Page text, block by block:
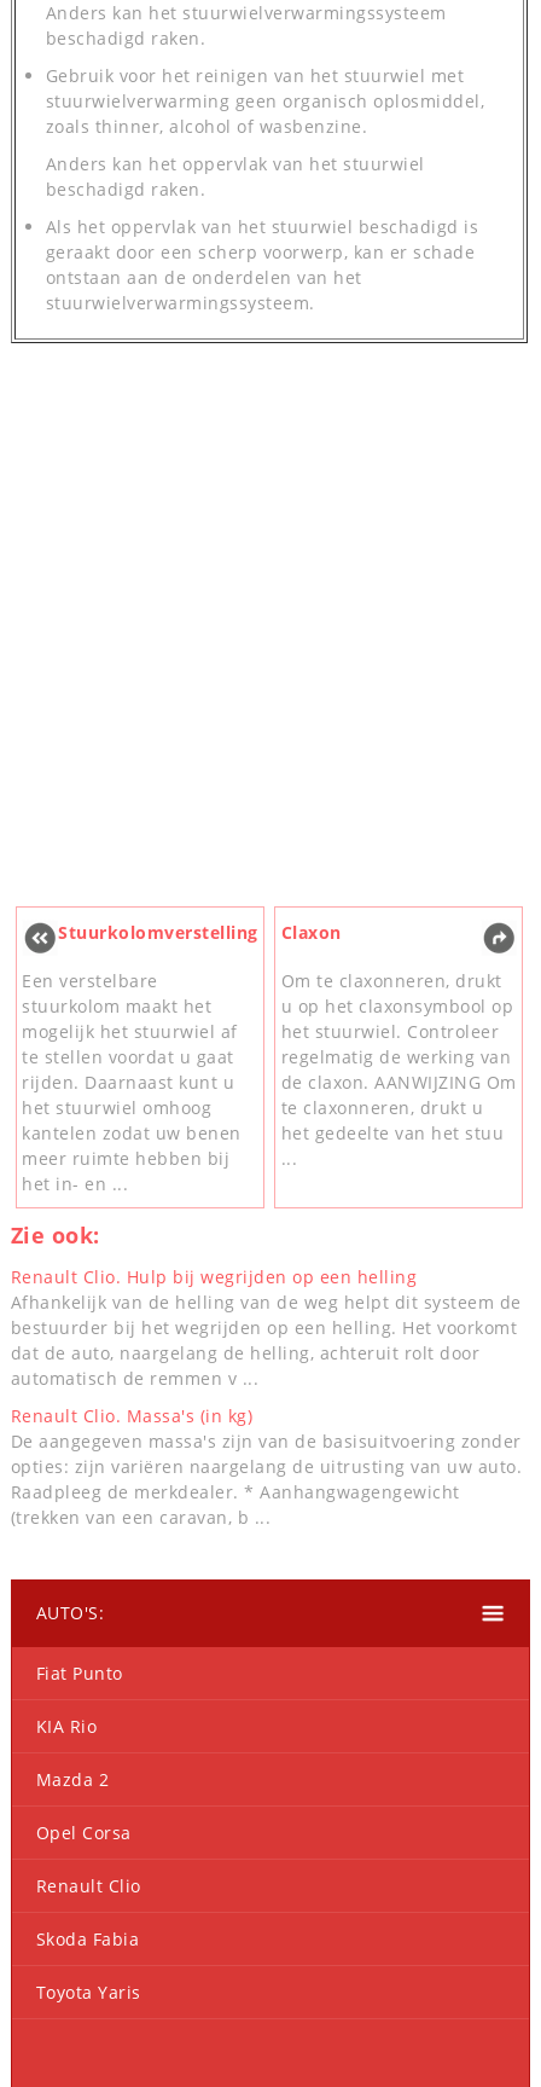
Anders kan het stuurwielverwarmingssysteem
beschadigd raken.
Gebruik voor het reinigen van het stuurwiel met
stuurwielverwarming geen organisch oplosmiddel,
zoals thinner, alcohol of wasbenzine.
Anders kan het oppervlak van het stuurwiel
beschadigd raken.
Als het oppervlak van het stuurwiel beschadigd is
geraakt door een scherp voorwerp, kan er schade
ontstaan aan de onderdelen van het
stuurwielverwarmingssysteem.
Stuurkolomverstelling
Een verstelbare
stuurkolom maakt het
mogelijk het stuurwiel af
te stellen voordat u gaat
rijden. Daarnaast kunt u
het stuurwiel omhoog
kantelen zodat uw benen
meer ruimte hebben bij
het in- en ...
Claxon
Om te claxonneren, drukt
u op het claxonsymbool op
het stuurwiel. Controleer
regelmatig de werking van
de claxon. AANWIJZING Om
te claxonneren, drukt u
het gedeelte van het stuu
...
Zie ook:
Renault Clio. Hulp bij wegrijden op een helling
Afhankelijk van de helling van de weg helpt dit systeem de
bestuurder bij het wegrijden op een helling. Het voorkomt
dat de auto, naargelang de helling, achteruit rolt door
automatisch de remmen v ...
Renault Clio. Massa's (in kg)
De aangegeven massa's zijn van de basisuitvoering zonder
opties: zijn variëren naargelang de uitrusting van uw auto.
Raadpleeg de merkdealer. * Aanhangwagengewicht
(trekken van een caravan, b ...
AUTO'S:
Fiat Punto
KIA Rio
Mazda 2
Opel Corsa
Renault Clio
Skoda Fabia
Toyota Yaris